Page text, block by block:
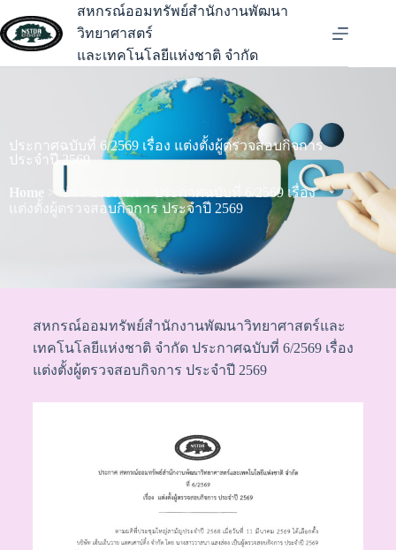
สหกรณ์ออมทรัพย์สำนักงานพัฒนา
วิทยาศาสตร์
และเทคโนโลยีแห่งชาติ จำกัด
ประกาศฉบับที่ 6/2569 เรื่อง แต่งตั้งผู้ตรวจสอบกิจการ
ประจำปี 2569
Home > ข่าว/ประกาศ > ประกาศฉบับที่ 6/2569 เรื่อง
แต่งตั้งผู้ตรวจสอบกิจการ ประจำปี 2569
สหกรณ์ออมทรัพย์สำนักงานพัฒนาวิทยาศาสตร์และ
เทคโนโลยีแห่งชาติ จำกัด ประกาศฉบับที่ 6/2569 เรื่อง
แต่งตั้งผู้ตรวจสอบกิจการ ประจำปี 2569